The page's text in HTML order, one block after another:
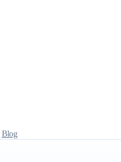
Blog